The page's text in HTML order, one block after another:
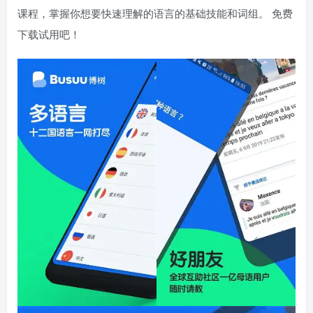
课程，掌握你想要快速理解的语言的基础技能和词组。 免费
下载试用吧！